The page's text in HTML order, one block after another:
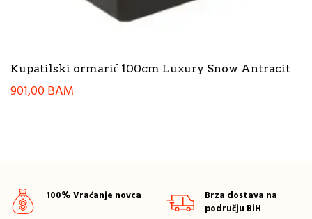
Kupatilski ormarić 100cm Luxury Snow Antracit
901,00BAM
100% Vraćanje novca
Brza dostava na
području BiH